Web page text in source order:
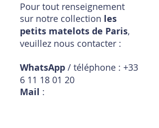
Pour tout renseignement
sur notre collection les
petits matelots de Paris,
veuillez nous contacter :
WhatsApp / téléphone : +33
6 11 18 01 20
Mail :